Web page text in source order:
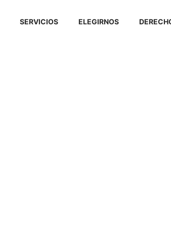
SERVICIOS ELEGIRNOS